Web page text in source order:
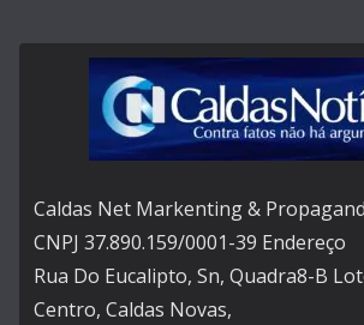
Caldas Net Markenting &
CNPJ 37.890.159/0001-39 Endereço
Rua Do Eucalipto, Sn, Quadra8-B
Centro, Caldas Novas,